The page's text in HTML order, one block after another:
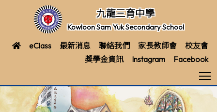
九龍三育中學
Kowloon Sam Yuk Secondary School
eClass 最新消息 聯絡我們 家長教師會
校友會
獎學金資訊
Instagram Facebook